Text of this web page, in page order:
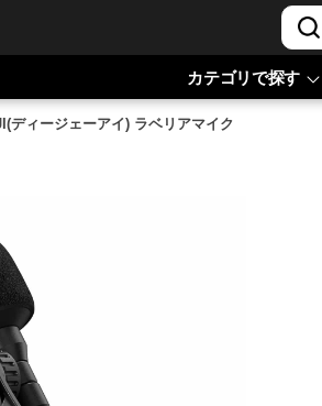
カテゴリで探す
ディージェーアイ) ラベリアマイク